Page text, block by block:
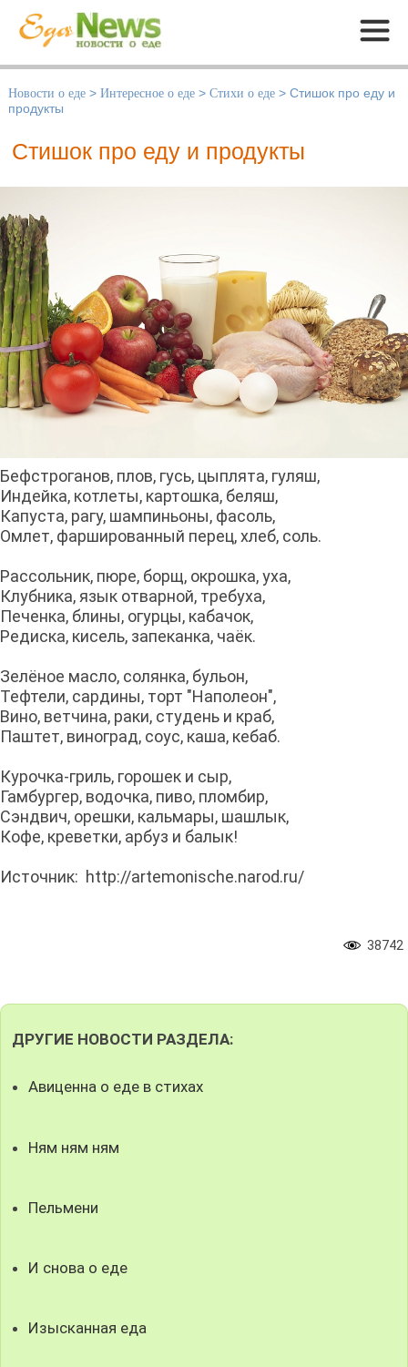
Меню
Новости о еде > Интересное о еде > Стихи о еде > Стишок про еду и
продукты
Стишок про еду и продукты
Бефстроганов, плов, гусь, цыплята, гуляш,
Индейка, котлеты, картошка, беляш,
Капуста, рагу, шампиньоны, фасоль,
Омлет, фаршированный перец, хлеб, соль.
Рассольник, пюре, борщ, окрошка, уха,
Клубника, язык отварной, требуха,
Печенка, блины, огурцы, кабачок,
Редиска, кисель, запеканка, чаёк.
Зелёное масло, солянка, бульон,
Тефтели, сардины, торт "Наполеон",
Вино, ветчина, раки, студень и краб,
Паштет, виноград, соус, каша, кебаб.
Курочка-гриль, горошек и сыр,
Гамбургер, водочка, пиво, пломбир,
Сэндвич, орешки, кальмары, шашлык,
Кофе, креветки, арбуз и балык!
Источник: http://artemonische.narod.ru/
38742
ДРУГИЕ НОВОСТИ РАЗДЕЛА:
Авиценна о еде в стихах
Ням ням ням
Пельмени
И снова о еде
Изысканная еда